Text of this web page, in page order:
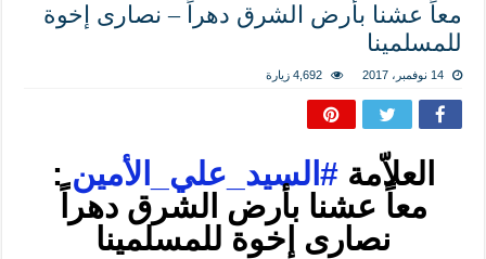
معاً عشنا بأرض الشرق دهراً – نصارى إخوة
للمسلمينا
14 نوفمبر، 2017 4,692 زيارة
العلاّمة# السيد_علي_الأمين:
معاً عشنا بأرض الشرق دهراً
نصارى إخوة للمسلمينا